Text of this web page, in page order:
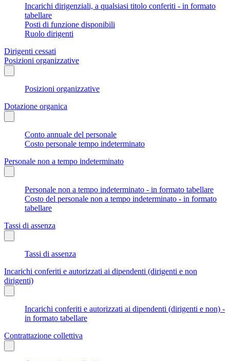
Incarichi dirigenziali, a qualsiasi titolo conferiti - in formato
tabellare
Posti di funzione disponibili
Ruolo dirigenti
Dirigenti cessati
Posizioni organizzative
Posizioni organizzative
Dotazione organica
Conto annuale del personale
Costo personale tempo indeterminato
Personale non a tempo indeterminato
Personale non a tempo indeterminato - in formato tabellare
Costo del personale non a tempo indeterminato - in formato
tabellare
Tassi di assenza
Tassi di assenza
Incarichi conferiti e autorizzati ai dipendenti (dirigenti e non
dirigenti)
Incarichi conferiti e autorizzati ai dipendenti (dirigenti e non) -
in formato tabellare
Contrattazione collettiva